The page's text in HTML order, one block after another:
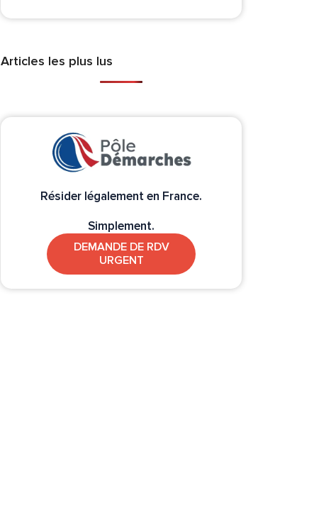
Articles les plus lus
Résider légalement en France.
Simplement.
DEMANDE DE RDV
URGENT